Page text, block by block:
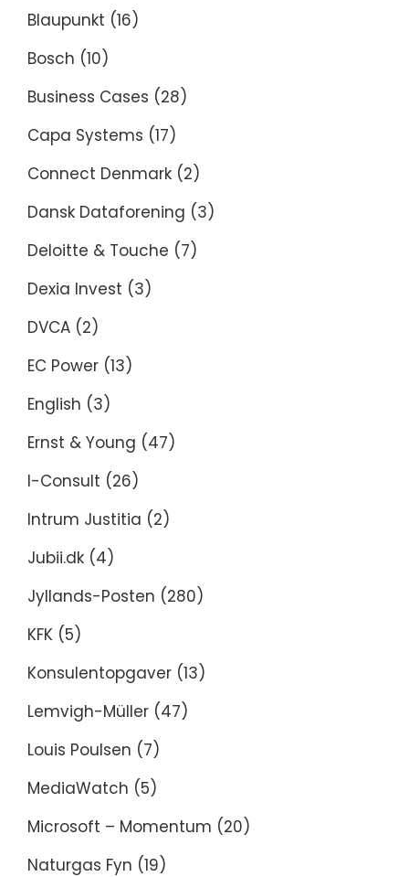
Blaupunkt (16)
Bosch (10)
Business Cases (28)
Capa Systems (17)
Connect Denmark (2)
Dansk Dataforening (3)
Deloitte & Touche (7)
Dexia Invest (3)
DVCA (2)
EC Power (13)
English (3)
Ernst & Young (47)
I-Consult (26)
Intrum Justitia (2)
Jubii.dk (4)
Jyllands-Posten (280)
KFK (5)
Konsulentopgaver (13)
Lemvigh-Müller (47)
Louis Poulsen (7)
MediaWatch (5)
Microsoft – Momentum (20)
Naturgas Fyn (19)